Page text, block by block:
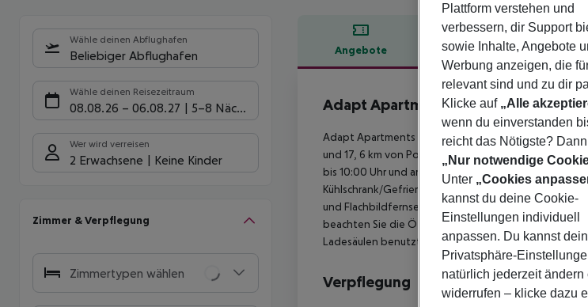
Wähle deinen Abflughafen
Beliebiger Abflughafen
Wähle deinen Reisezeitraum
08.08.26 – 06.08.27 5-8 Nächte
Wer wird verreisen
2 Erwachsene Keine Kinder
Zimmer & Verpflegung
Zimmertypen wählen
Angebote Hotelbeschreibung
Hotelbeschreibung
Adapt Apartments Berlin
3
Adapt Apartments Berlin liegt 15 Minuten Fahrt
und 17, 6 km von Potsdamer Platz entfernt. Vor Ort
bis 10:00 Uhr und am Wochenende von 07:30 Uhr bis
Kühlschrank/Gefrierfach und Herd, wie zu Hause.
und Flachbildfernseher mit Kabelempfang sorgen
beachten Sie die Öffnungszeiten der Rezeption: MO-
Ladesäulen benutzt haben, dass die Ladegebühr vor
Verpflegung
Plattform verstehen und
verbessern, dir Support
sowie Inhalte, Angebote
Werbung anzeigen, die
relevant sind und zu dir
Klicke auf „Alle
wenn du einverstanden
reicht das Nötigste?
„Nur notwendige
Unter „Cookies
kannst du deine Cookie-
Einstellungen individuell
anpassen. Du kannst
Privatsphäre-
natürlich jederzeit ändern
widerrufen – klicke dazu